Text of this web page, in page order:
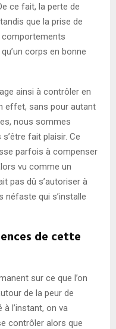
ce fait, la perte de
que la prise de
comportements
corps en bonne
ainsi à contrôler en
effet, sans pour autant
nous sommes
fait plaisir. Ce
parfois à compenser
vu comme un
pas dû s’autoriser à
néfaste qui s’installe
de cette
sur ce que l’on
de la peur de
l’instant, on va
contrôler alors que